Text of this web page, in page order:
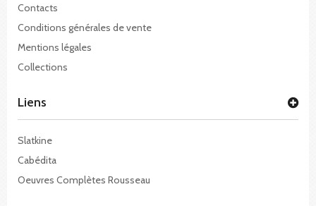
Contacts
Conditions générales de vente
Mentions légales
Collections
Liens
Slatkine
Cabédita
Oeuvres Complètes Rousseau